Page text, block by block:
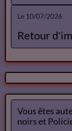
Le 10/07/2026
Retour
Vous êtes